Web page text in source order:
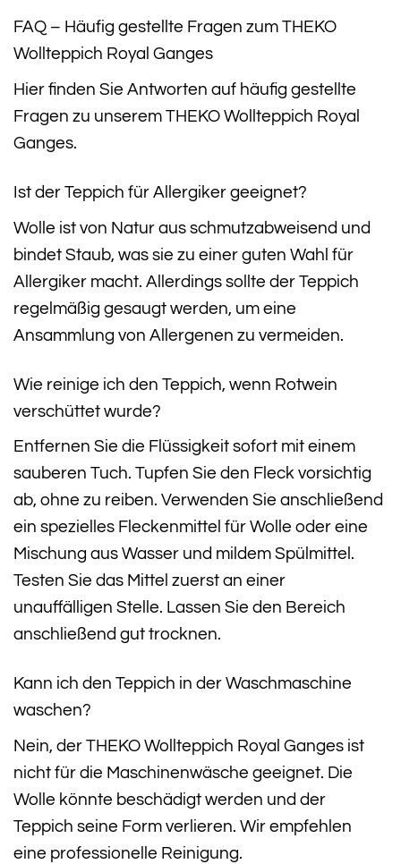
FAQ – Häufig gestellte Fragen zum THEKO
Wollteppich Royal Ganges
Hier finden Sie Antworten auf häufig gestellte
Fragen zu unserem THEKO Wollteppich Royal
Ganges.
Ist der Teppich für Allergiker geeignet?
Wolle ist von Natur aus schmutzabweisend und
bindet Staub, was sie zu einer guten Wahl für
Allergiker macht. Allerdings sollte der Teppich
regelmäßig gesaugt werden, um eine
Ansammlung von Allergenen zu vermeiden.
Wie reinige ich den Teppich, wenn Rotwein
verschüttet wurde?
Entfernen Sie die Flüssigkeit sofort mit einem
sauberen Tuch. Tupfen Sie den Fleck vorsichtig
ab, ohne zu reiben. Verwenden Sie anschließend
ein spezielles Fleckenmittel für Wolle oder eine
Mischung aus Wasser und mildem Spülmittel.
Testen Sie das Mittel zuerst an einer
unauffälligen Stelle. Lassen Sie den Bereich
anschließend gut trocknen.
Kann ich den Teppich in der Waschmaschine
waschen?
Nein, der THEKO Wollteppich Royal Ganges ist
nicht für die Maschinenwäsche geeignet. Die
Wolle könnte beschädigt werden und der
Teppich seine Form verlieren. Wir empfehlen
eine professionelle Reinigung.